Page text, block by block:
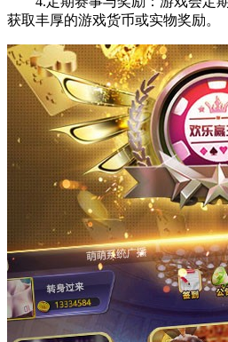
获取丰厚的游戏货币或实物奖励。